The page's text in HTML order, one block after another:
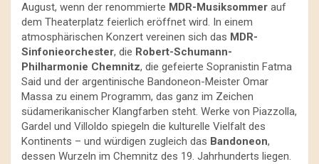
August, wenn der renommierte MDR-Musiksommer auf
dem Theaterplatz feierlich eröffnet wird. In einem
atmosphärischen Konzert vereinen sich das MDR-
Sinfonieorchester, die Robert-Schumann-
Philharmonie Chemnitz, die gefeierte Sopranistin Fatma
Said und der argentinische Bandoneon-Meister Omar
Massa zu einem Programm, das ganz im Zeichen
südamerikanischer Klangfarben steht. Werke von Piazzolla,
Gardel und Villoldo spiegeln die kulturelle Vielfalt des
Kontinents – und würdigen zugleich das Bandoneon,
dessen Wurzeln im Chemnitz des 19. Jahrhunderts liegen.